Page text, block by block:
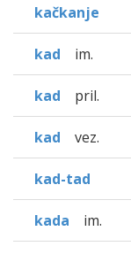
kačkanje
kad im.
kad pril.
kad vez.
kad-tad
kada im.